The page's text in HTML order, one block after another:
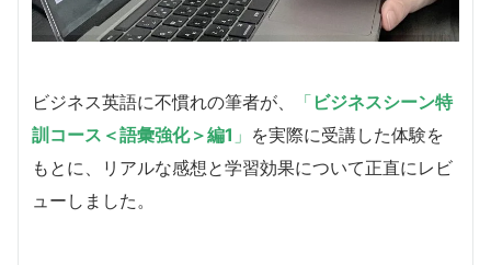
ビジネス英語に不慣れの筆者が、 「 ビジネスシーン特
訓コース＜語彙強化＞編1 」 を実際に受講した体験を
もとに、リアルな感想と学習効果について正直にレビ
ューしました。